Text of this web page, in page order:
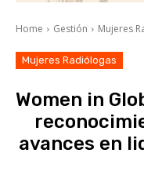
Home Gestión Mujeres
Mujeres Radiólogas
Women in
avances en